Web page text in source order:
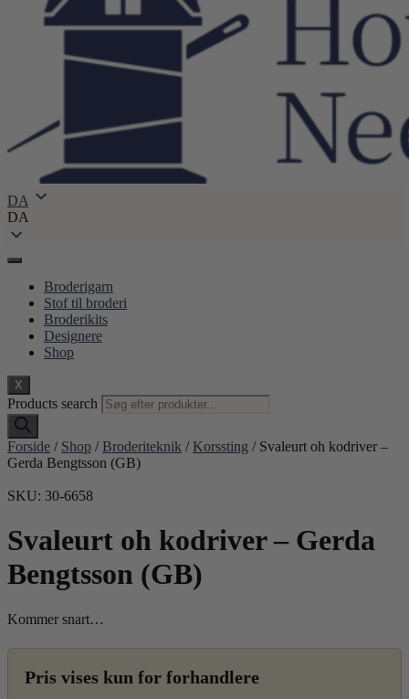
DA
DA
Broderigarn
Stof til broderi
Broderikits
Designere
Shop
X
Products search
Forside / Shop / Broderiteknik / Korssting / Svaleurt oh kodriver –
Gerda Bengtsson (GB)
SKU: 30-6658
Svaleurt oh kodriver – Gerda
Bengtsson (GB)
Kommer snart…
Pris vises kun for forhandlere